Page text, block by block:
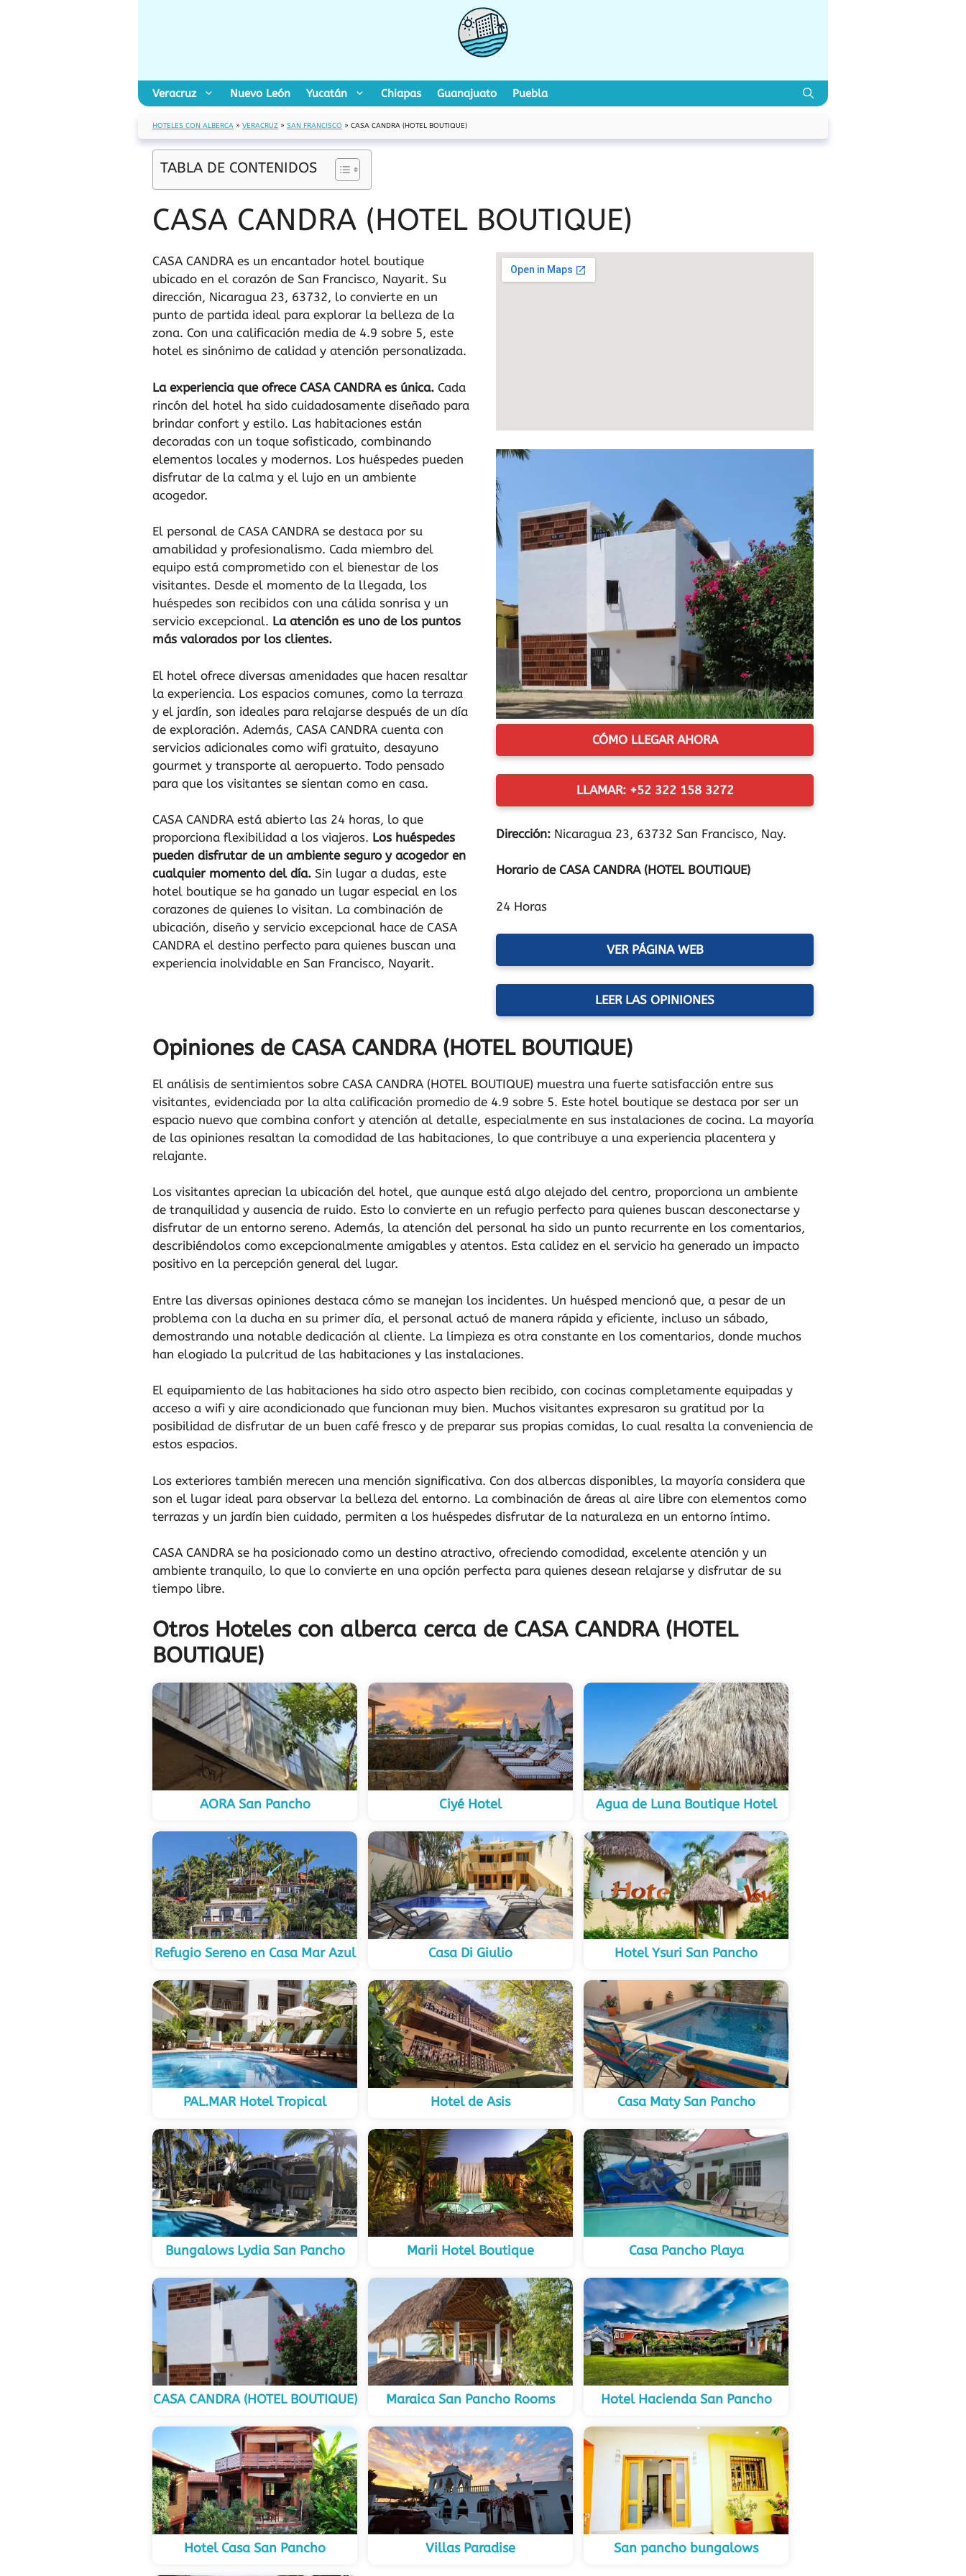
Veracruz Nuevo León Yucatán Chiapas Guanajuato Puebla
HOTELES CON ALBERCA » VERACRUZ » SAN FRANCISCO » CASA CANDRA (HOTEL BOUTIQUE)
TABLA DE CONTENIDOS
CASA CANDRA (HOTEL BOUTIQUE)
CASA CANDRA es un encantador hotel boutique
ubicado en el corazón de San Francisco, Nayarit. Su
dirección, Nicaragua 23, 63732, lo convierte en un
punto de partida ideal para explorar la belleza de la
zona. Con una calificación media de 4.9 sobre 5, este
hotel es sinónimo de calidad y atención personalizada.
La experiencia que ofrece CASA CANDRA es única. Cada
rincón del hotel ha sido cuidadosamente diseñado para
brindar confort y estilo. Las habitaciones están
decoradas con un toque sofisticado, combinando
elementos locales y modernos. Los huéspedes pueden
disfrutar de la calma y el lujo en un ambiente
acogedor.
El personal de CASA CANDRA se destaca por su
amabilidad y profesionalismo. Cada miembro del
equipo está comprometido con el bienestar de los
visitantes. Desde el momento de la llegada, los
huéspedes son recibidos con una cálida sonrisa y un
servicio excepcional. La atención es uno de los puntos
más valorados por los clientes.
El hotel ofrece diversas amenidades que hacen resaltar
la experiencia. Los espacios comunes, como la terraza
y el jardín, son ideales para relajarse después de un día
de exploración. Además, CASA CANDRA cuenta con
servicios adicionales como wifi gratuito, desayuno
gourmet y transporte al aeropuerto. Todo pensado
para que los visitantes se sientan como en casa.
CASA CANDRA está abierto las 24 horas, lo que
proporciona flexibilidad a los viajeros. Los huéspedes
pueden disfrutar de un ambiente seguro y acogedor en
cualquier momento del día. Sin lugar a dudas, este
hotel boutique se ha ganado un lugar especial en los
corazones de quienes lo visitan. La combinación de
ubicación, diseño y servicio excepcional hace de CASA
CANDRA el destino perfecto para quienes buscan una
experiencia inolvidable en San Francisco, Nayarit.
CÓMO LLEGAR AHORA
LLAMAR: +52 322 158 3272
Dirección: Nicaragua 23, 63732 San Francisco, Nay.
Horario de CASA CANDRA (HOTEL BOUTIQUE)
24 Horas
VER PÁGINA WEB
LEER LAS OPINIONES
Opiniones de CASA CANDRA (HOTEL BOUTIQUE)
El análisis de sentimientos sobre CASA CANDRA (HOTEL BOUTIQUE) muestra una fuerte satisfacción entre sus
visitantes, evidenciada por la alta calificación promedio de 4.9 sobre 5. Este hotel boutique se destaca por ser un
espacio nuevo que combina confort y atención al detalle, especialmente en sus instalaciones de cocina. La mayoría
de las opiniones resaltan la comodidad de las habitaciones, lo que contribuye a una experiencia placentera y
relajante.
Los visitantes aprecian la ubicación del hotel, que aunque está algo alejado del centro, proporciona un ambiente
de tranquilidad y ausencia de ruido. Esto lo convierte en un refugio perfecto para quienes buscan desconectarse y
disfrutar de un entorno sereno. Además, la atención del personal ha sido un punto recurrente en los comentarios,
describiéndolos como excepcionalmente amigables y atentos. Esta calidez en el servicio ha generado un impacto
positivo en la percepción general del lugar.
Entre las diversas opiniones destaca cómo se manejan los incidentes. Un huésped mencionó que, a pesar de un
problema con la ducha en su primer día, el personal actuó de manera rápida y eficiente, incluso un sábado,
demostrando una notable dedicación al cliente. La limpieza es otra constante en los comentarios, donde muchos
han elogiado la pulcritud de las habitaciones y las instalaciones.
El equipamiento de las habitaciones ha sido otro aspecto bien recibido, con cocinas completamente equipadas y
acceso a wifi y aire acondicionado que funcionan muy bien. Muchos visitantes expresaron su gratitud por la
posibilidad de disfrutar de un buen café fresco y de preparar sus propias comidas, lo cual resalta la conveniencia de
estos espacios.
Los exteriores también merecen una mención significativa. Con dos albercas disponibles, la mayoría considera que
son el lugar ideal para observar la belleza del entorno. La combinación de áreas al aire libre con elementos como
terrazas y un jardín bien cuidado, permiten a los huéspedes disfrutar de la naturaleza en un entorno íntimo.
CASA CANDRA se ha posicionado como un destino atractivo, ofreciendo comodidad, excelente atención y un
ambiente tranquilo, lo que lo convierte en una opción perfecta para quienes desean relajarse y disfrutar de su
tiempo libre.
Otros Hoteles con alberca cerca de CASA CANDRA (HOTEL
BOUTIQUE)
AORA San Pancho Ciyé Hotel Agua de Luna Boutique Hotel
Refugio Sereno en Casa Mar Azul Casa Di Giulio Hotel Ysuri San Pancho
PAL.MAR Hotel Tropical Hotel de Asis Casa Maty San Pancho
Bungalows Lydia San Pancho Marii Hotel Boutique Casa Pancho Playa
CASA CANDRA (HOTEL BOUTIQUE) Maraica San Pancho Rooms Hotel Hacienda San Pancho
Hotel Casa San Pancho Villas Paradise San pancho bungalows